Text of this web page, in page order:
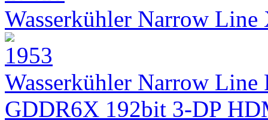
Wasserkühler Narrow
Wasserkühler Narrow Line
GDDR6X 192bit 3-DP